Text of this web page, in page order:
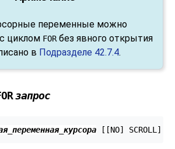
переменные можно
циклом FORбез явного открытия
в Подразделе 42.7.4.
запрос
[ [NO] SCROLL ]